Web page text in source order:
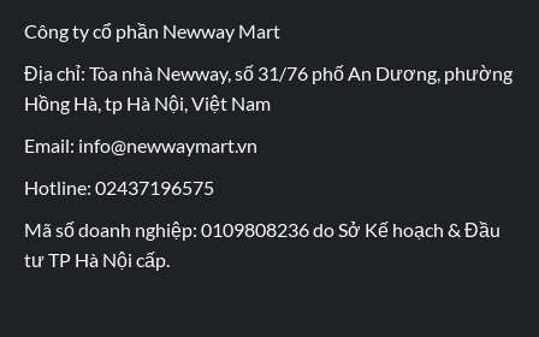
Công ty cổ phần Newway Mart
Địa chỉ: Tòa nhà Newway, số 31/76 phố An Dương, phường
Hồng Hà, tp Hà Nội, Việt Nam
Email: info@newwaymart.vn
Hotline: 02437196575
Mã số doanh nghiệp: 0109808236 do Sở Kế hoạch & Đầu
tư TP Hà Nội cấp.